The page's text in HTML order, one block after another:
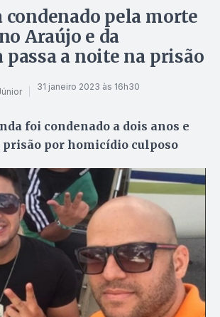
pela morte
Araújo e da
passa a noite na prisão
31 janeiro 2023 às 16h30
foi condenado a dois anos e
prisão por homicídio culposo